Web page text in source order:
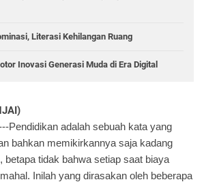
Literasi Kehilangan Ruang
Inovasi Generasi Muda di Era Digital
Pendidikan adalah sebuah kata yang
bahkan memikirkannya saja kadang
tidak bahwa setiap saat biaya
Inilah yang dirasakan oleh beberapa